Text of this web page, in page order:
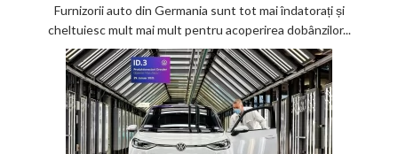
mai
greu
furnizorii
auto
germani,
arată
un
Furnizorii auto din Germania sunt tot mai îndatorați și
cheltuiesc mult mai mult pentru acoperirea dobânzilor...